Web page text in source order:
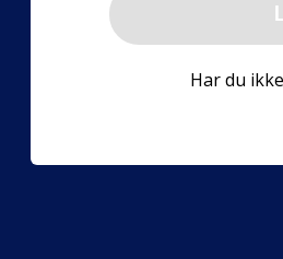
Har du